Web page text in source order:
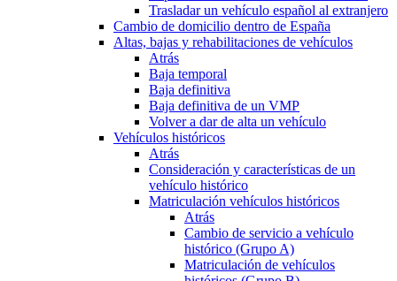
Trasladar un vehículo español al extranjero
Cambio de domicilio dentro de España
Altas, bajas y rehabilitaciones de vehículos
Atrás
Baja temporal
Baja definitiva
Baja definitiva de un VMP
Volver a dar de alta un vehículo
Vehículos históricos
Atrás
Consideración y características de un
vehículo histórico
Matriculación vehículos históricos
Atrás
Cambio de servicio a vehículo
histórico (Grupo A)
Matriculación de vehículos